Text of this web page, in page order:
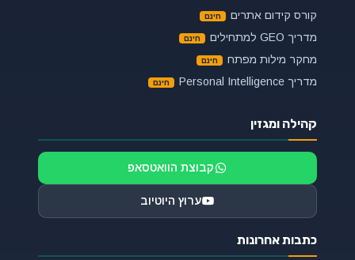
קורס קידום אתרים
מדריך GEO למתחילים
מחקר מילות מפתח
מדריך Personal Intelligence
קהילה ומגזין
קבוצת הוואטסאפ
ערוץ היוטיוב
כתבות אחרונות